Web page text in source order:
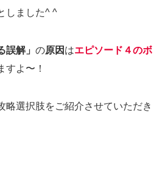
しました^ ^
誤解」 の原因 はエピソード４のボ
すよ〜！
略選択肢をご紹介させていただき